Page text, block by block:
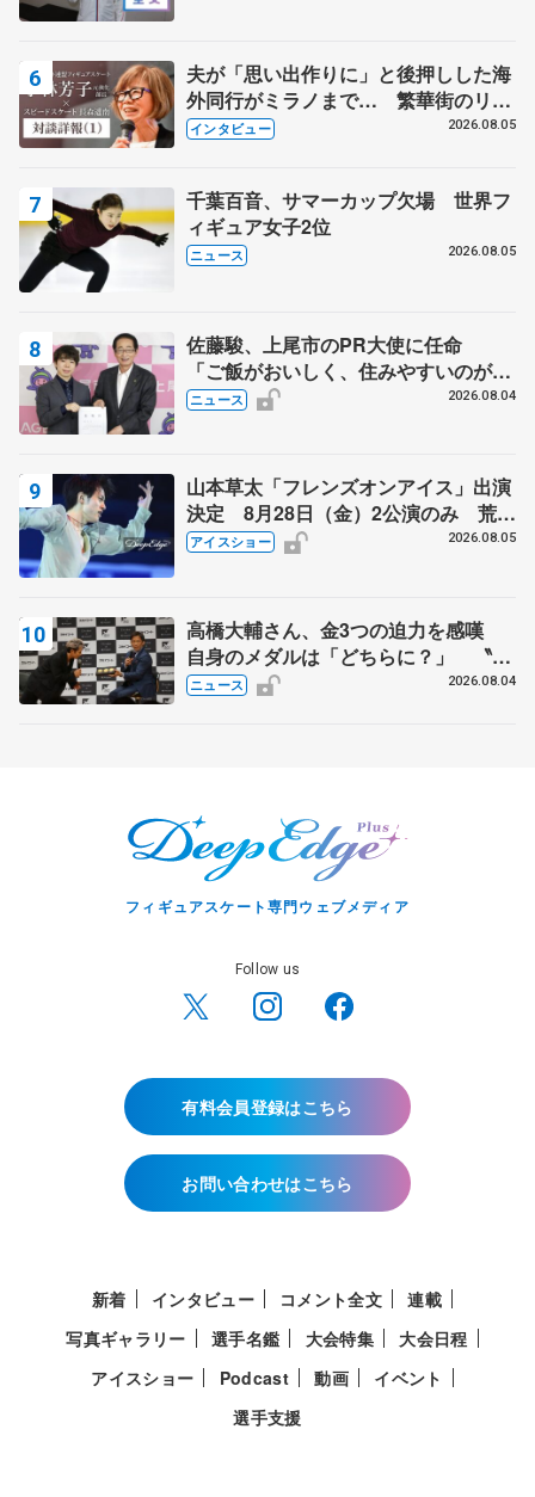
夫が「思い出作りに」と後押しした海
外同行がミラノまで… 繁華街のリン
クでは不良のお兄さんも味方に 小林
インタビュー 2026.08.05
千葉百音、サマーカップ欠場 世界フ
ィギュア女子2位
ニュース 2026.08.05
佐藤駿、上尾市のPR大使に任命
「ご飯がおいしく、住みやすいのが魅
力」
ニュース 2026.08.04
山本草太「フレンズオンアイス」出演
決定 8月28日（金）2公演のみ 荒川
静香さんプロデュース、20周年のアイ
アイスショー 2026.08.05
高橋大輔さん、金3つの迫力を感嘆
自身のメダルは「どちらに？」 〝リ
ス兄弟〟オリンピック3連覇の野村忠
ニュース 2026.08.04
フィギュアスケート専門ウェブメディア
Follow us
有料会員登録はこちら
お問い合わせはこちら
新着 インタビュー コメント全文
連載
写真ギャラリー
選手名鑑 大会特集
大会日程
アイスショー
Podcast 動画
イベント
選手支援